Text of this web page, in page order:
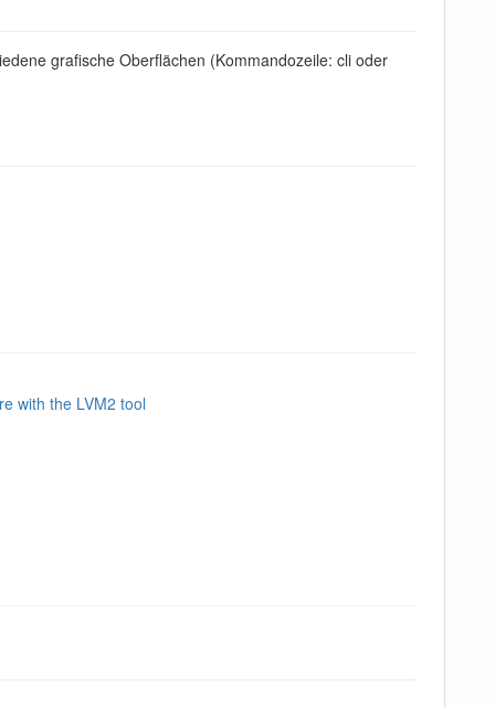
grafische Oberflächen (Kommandozeile: cli oder
with the LVM2 tool